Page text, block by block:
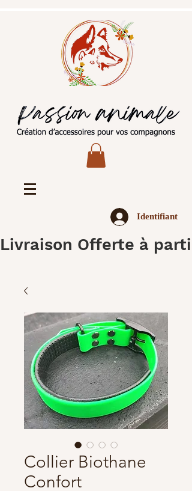
Identifiant
Livraison Offerte à
Collier Biothane
Confort